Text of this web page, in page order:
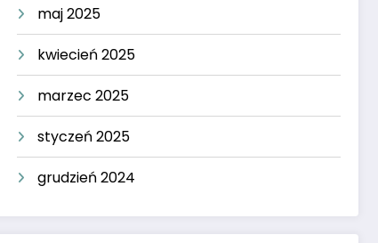
maj 2025
kwiecień 2025
marzec 2025
styczeń 2025
grudzień 2024